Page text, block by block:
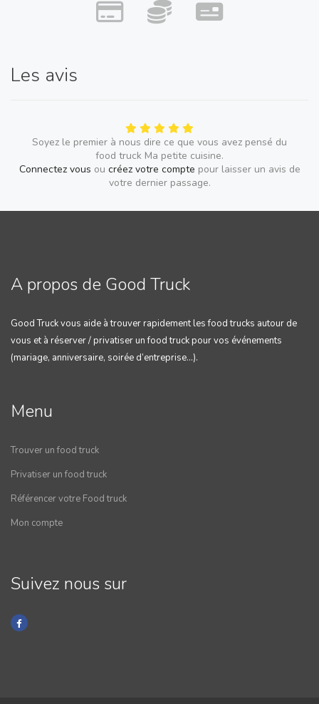
Les avis
Soyez le premier à nous dire ce que vous avez pensé du
food truck Ma petite cuisine.
Connectez vous ou créez votre compte pour laisser un avis de
votre dernier passage.
A propos de Good Truck
Good Truck vous aide à trouver rapidement les food trucks autour de
vous et à réserver / privatiser un food truck pour vos événements
(mariage, anniversaire, soirée d’entreprise…).
Menu
Trouver un food truck
Privatiser un food truck
Référencer votre Food truck
Mon compte
Suivez nous sur